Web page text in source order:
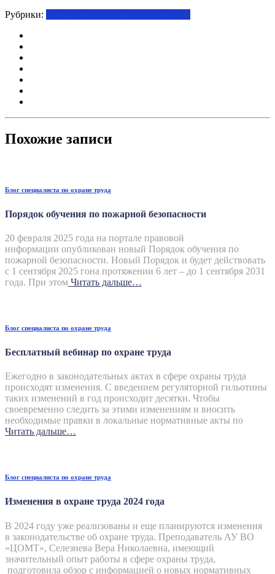
Рубрики:
Похожие записи
Блог специалиста по охране труда
Порядок обучения по пожарной безопасности
20 февраля 2025 года на портале правовой
информации опубликован новый Порядок обучения по
пожарной безопасности. Новый Порядок и будет действовать
с 1 сентября 2025 гона протяжении 6 лет – до 1 сентября 2031
года. При этом Читать дальше…
Блог специалиста по охране труда
Бесплатный вебинар по охране труда
Ежегодно в законодательных актах в сфере охраны труда
происходят изменения. С введением регуляторной гильотины
таких изменений в год происходит десятки. Чтобы
своевременно следить за этими изменениям и вносить
необходимые правки в локальные нормативные акты по
Читать дальше…
Блог специалиста по охране труда
Изменения в охране труда 2024 года
В 2024 году уже реализованы и еще планируются изменения
в законодательстве об охране труда. Преподаватель АУ ВО
«ЦОМТ», Селезнева Вера Николаевна, имеющий
значительный опыт работы в сфере охраны труда,
подготовила обзор с информацией о новых нормативных